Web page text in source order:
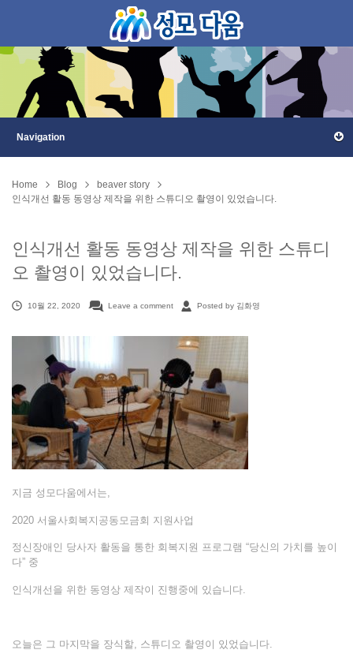
Home Blog
beaver story
인식개선 활동 동영상 제작을 위한 스튜디오 촬영이 있었습니다.
인식개선 활동 동영상 제작을 위한 스튜디
오 촬영이 있었습니다.
10월 22, 2020 Leave a comment Posted by 김화영
지금 성모다움에서는,
2020 서울사회복지공동모금회 지원사업
정신장애인 당사자 활동을 통한 회복지원 프로그램 “당신의 가치를 높이
다” 중
인식개선을 위한 동영상 제작이 진행중에 있습니다.
오늘은 그 마지막을 장식할, 스튜디오 촬영이 있었습니다.